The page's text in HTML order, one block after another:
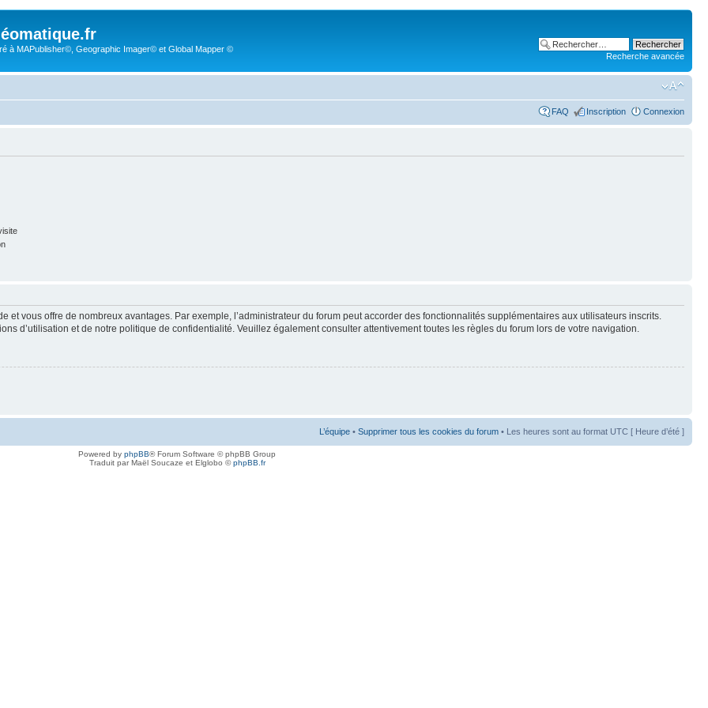
à MAPublisher©, Geographic Imager© et Global Mapper ©
Recherche avancée
FAQ Inscription Connexion
et vous offre de nombreux avantages. Par exemple, l’administrateur du forum peut accorder des fonctionnalités supplémentaires aux utilisateurs inscrits.
d’utilisation et de notre politique de confidentialité. Veuillez également consulter attentivement toutes les règles du forum lors de votre navigation.
L’équipe • Supprimer tous les cookies du forum • Les heures sont au format UTC [ Heure d’été ]
Powered by phpBB® Forum Software © phpBB Group
Traduit par Maël Soucaze et Elglobo ©phpBB.fr